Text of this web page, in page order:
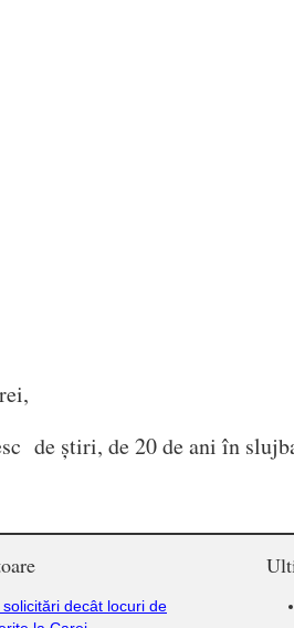
de știri, de 20 de ani în
decât locuri de